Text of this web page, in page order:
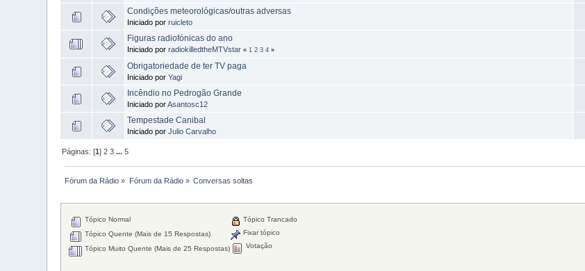
Condições meteorológicas/outras adversas
Iniciado porruicleto
Figuras radiofónicas do ano
Iniciado porradiokilledtheMTVstar « 1 2 3 4 »
Obrigatoriedade de ter TV paga
Iniciado porYagi
Incêndio no Pedrogão Grande
Iniciado porAsantosc12
Tempestade Canibal
Iniciado porJulio Carvalho
Páginas: [1]2 3 ...5
Fórum da Rádio » Fórum da Rádio» Conversas soltas
Tópico Normal
Tópico Quente (Mais de 15 Respostas)
Tópico Muito Quente (Mais de 25 Respostas)
Tópico Trancado
Fixar tópico
Votação